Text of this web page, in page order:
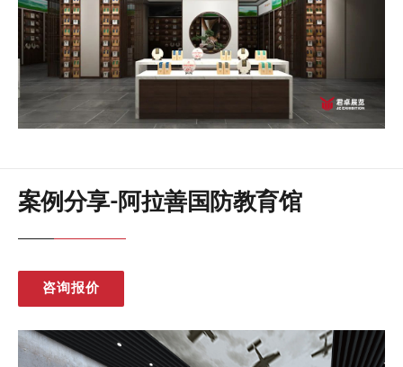
案例分享-阿拉善国防教育馆
咨询报价